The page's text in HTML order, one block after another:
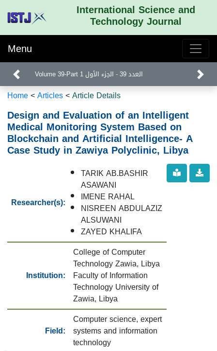
International Science and
Technology Journal
Menu
Volume 39-Part 1 العدد 39 - الجزء الأول
Home<Articles<Article Details
Design and Evaluation of an Intelligent
Medical Monitoring System Based on
Blockchain and Artificial Intelligence- A
Case Study in Zawiya Polyclinic, Libya
Researcher(s):
TARIK AB.BASHIR
ASAWANI
IMENE RAHAL
NISREEN ABDULAZIZ
ALSUWANI
ZAYED KHALIFA
Institution:
College of Computer
Technology Zawia, Libya
Faculty of Information
Technology University of
Zawia, Libya
Field:
Computer science, expert
systems and information
technology